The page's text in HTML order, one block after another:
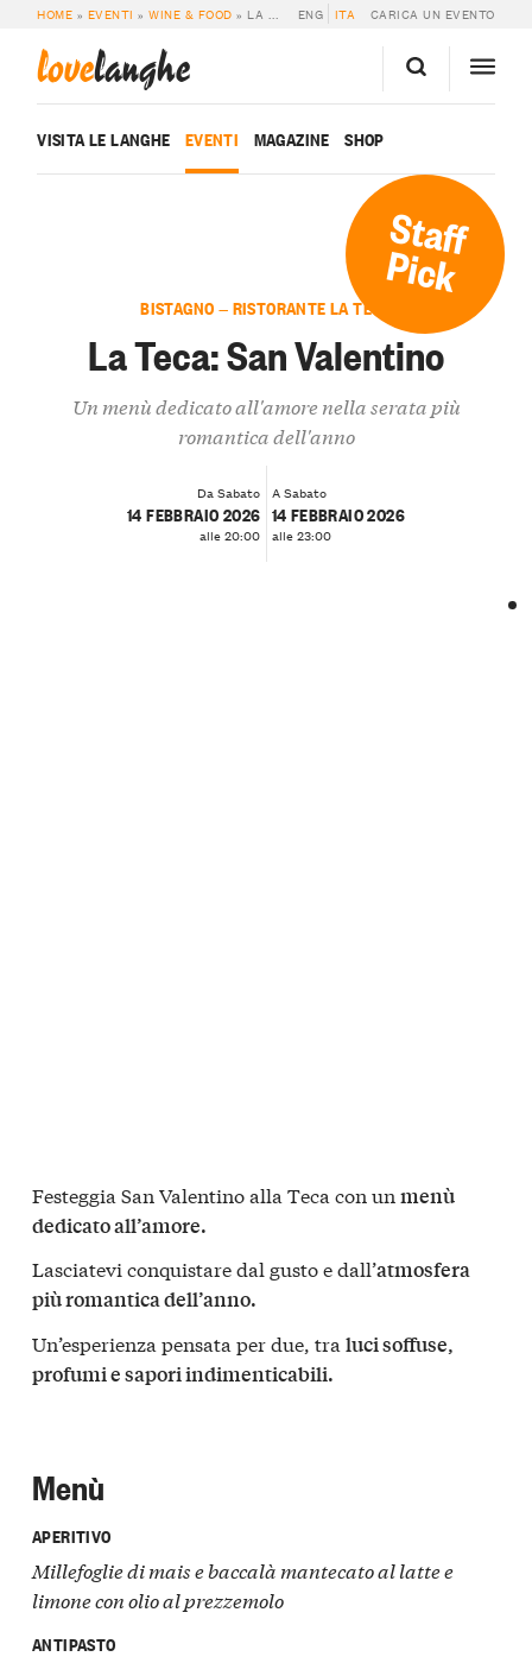
HOME » EVENTI »WINE & FOOD » LA TECA: SAN VALENTINO ENG ITA CARICA UN EVENTO
lovelanghe
VISITA LE LANGHE EVENTI MAGAZINE SHOP
Staff
Pick
BISTAGNO — RISTORANTE LA TECA
La Teca: San Valentino
Un menù dedicato all'amore nella serata più
romantica dell'anno
Da Sabato
14 FEBBRAIO 2026
alle 20:00
A Sabato
14 FEBBRAIO 2026
alle 23:00
Festeggia San Valentino alla Teca con un menù
dedicato all’amore.
Lasciatevi conquistare dal gusto e dall’atmosfera
più romantica dell’anno.
Un’esperienza pensata per due, tra luci soffuse,
profumi e sapori indimenticabili.
Menù
APERITIVO
Millefoglie di mais e baccalà mantecato al latte e
limone con olio al prezzemolo
ANTIPASTO